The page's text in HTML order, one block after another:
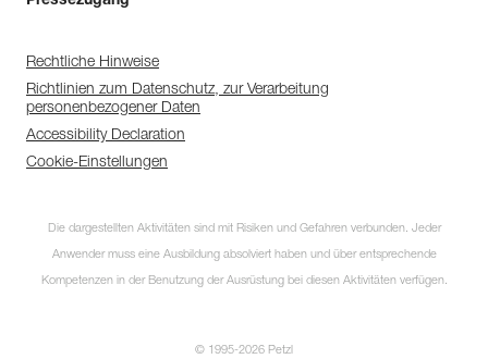
Rechtliche Hinweise
Richtlinien zum Datenschutz, zur Verarbeitung
personenbezogener Daten
Accessibility Declaration
Cookie-Einstellungen
Die dargestellten Aktivitäten sind mit Risiken und Gefahren verbunden. Jeder
Anwender muss eine Ausbildung absolviert haben und über entsprechende
Kompetenzen in der Benutzung der Ausrüstung bei diesen Aktivitäten verfügen.
© 1995-2026 Petzl